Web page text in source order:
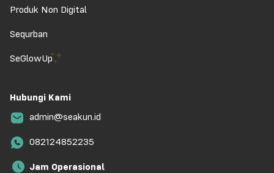
Produk Non Digital
Sequrban
SeGlowUp
Hubungi Kami
admin@seakun.id
082124852235
Jam Operasional